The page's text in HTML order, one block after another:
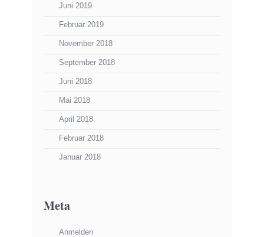
Juni 2019
Februar 2019
November 2018
September 2018
Juni 2018
Mai 2018
April 2018
Februar 2018
Januar 2018
Meta
Anmelden